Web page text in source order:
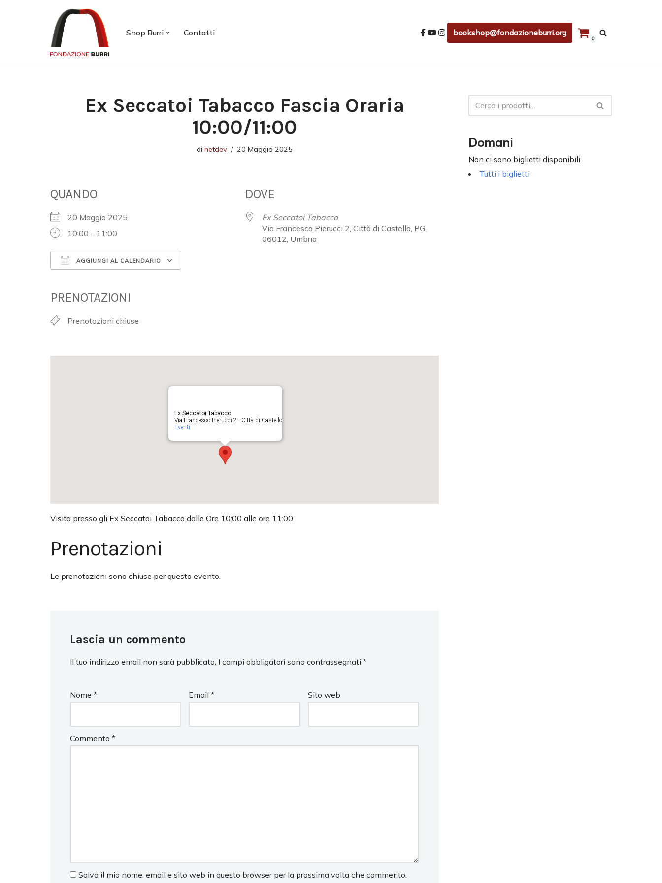
Shop Burri Contatti bookshop@fondazioneburri.org
0
Ex Seccatoi Tabacco Fascia Oraria
10:00/11:00
di netdev 20 Maggio 2025
QUANDO
20 Maggio 2025
10:00 - 11:00
AGGIUNGI AL CALENDARIO
PRENOTAZIONI
Prenotazioni chiuse
DOVE
Ex Seccatoi Tabacco
Via Francesco Pierucci 2, Città di Castello, PG,
06012, Umbria
Ex Seccatoi Tabacco
Via Francesco Pierucci 2 - Città di Castello
Eventi
Visita presso gli Ex Seccatoi Tabacco dalle Ore 10:00 alle ore 11:00
Prenotazioni
Le prenotazioni sono chiuse per questo evento.
Lascia un commento
Il tuo indirizzo email non sarà pubblicato. I campi obbligatori sono contrassegnati *
Nome * Email* Sito web
Commento *
Salva il mio nome, email e sito web in questo browser per la prossima volta che commento.
Domani
Non ci sono biglietti disponibili
Tutti i biglietti